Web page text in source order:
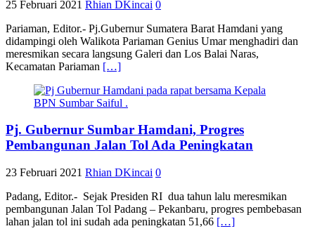
25 Februari 2021 Rhian DKincai 0
Pariaman, Editor.- Pj.Gubernur Sumatera Barat Hamdani yang
didampingi oleh Walikota Pariaman Genius Umar menghadiri dan
meresmikan secara langsung Galeri dan Los Balai Naras,
Kecamatan Pariaman […]
Pj. Gubernur Sumbar Hamdani, Progres
Pembangunan Jalan Tol Ada Peningkatan
23 Februari 2021 Rhian DKincai 0
Padang, Editor.- Sejak Presiden RI dua tahun lalu meresmikan
pembangunan Jalan Tol Padang – Pekanbaru, progres pembebasan
lahan jalan tol ini sudah ada peningkatan 51,66 […]